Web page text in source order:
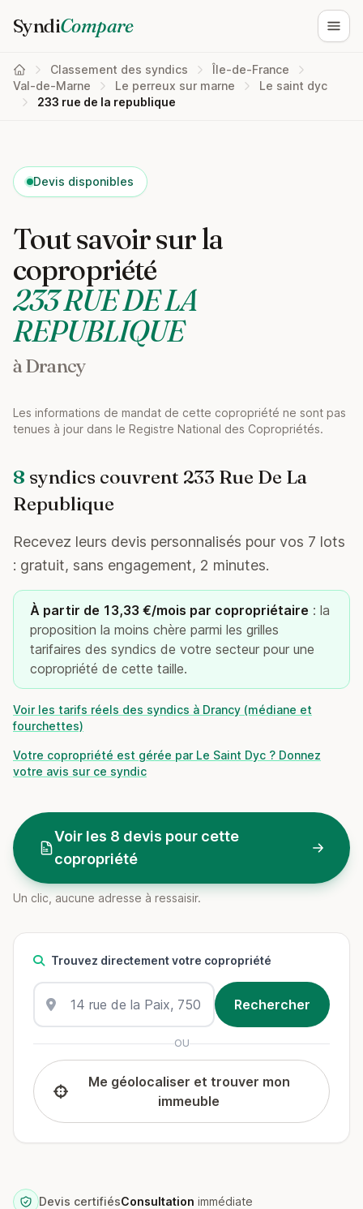
SyndiCompare
Classement des syndics
Île-de-France
Val-de-Marne
Le perreux sur marne
Le saint dyc
233 rue de la republique
Devis disponibles
Tout savoir sur la
copropriété
233 RUE DE LA
REPUBLIQUE
à Drancy
Les informations de mandat de cette copropriété ne sont pas
tenues à jour dans le Registre National des Copropriétés.
8 syndics couvrent 233 Rue De La
Republique
Recevez leurs devis personnalisés pour vos 7 lots
: gratuit, sans engagement, 2 minutes.
À partir de 13,33 €/mois par copropriétaire : la
proposition la moins chère parmi les grilles
tarifaires des syndics de votre secteur pour une
copropriété de cette taille.
Voir les tarifs réels des syndics à Drancy (médiane et
fourchettes)
Votre copropriété est gérée par Le Saint Dyc ? Donnez
votre avis sur ce syndic
Voir les 8 devis pour cette
copropriété
Un clic, aucune adresse à ressaisir.
Trouvez directement votre copropriété
OU
Me géolocaliser et trouver mon
immeuble
Devis certifiésConsultation immédiate